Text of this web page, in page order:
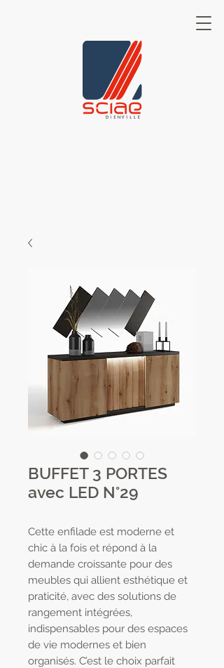
BUFFET 3 PORTES
avec LED N°29
Cette enfilade est moderne et
chic à la fois et répond à la
demande croissante pour des
meubles qui allient esthétique et
praticité, avec des solutions de
rangement intégrées,
indispensables pour des espaces
de vie modernes et bien
organisés. C’est le choix parfait